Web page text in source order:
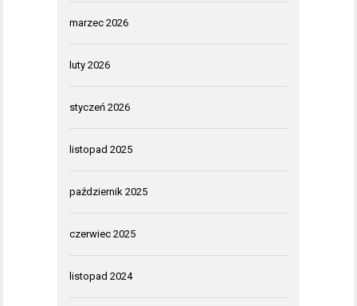
marzec 2026
luty 2026
styczeń 2026
listopad 2025
październik 2025
czerwiec 2025
listopad 2024